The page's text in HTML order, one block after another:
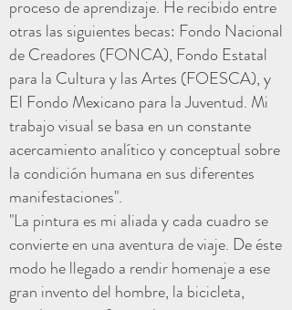
proceso de aprendizaje. He recibido entre
otras las siguientes becas: Fondo Nacional
de Creadores (FONCA), Fondo Estatal
para la Cultura y las Artes (FOESCA), y
El Fondo Mexicano para la Juventud. Mi
trabajo visual se basa en un constante
acercamiento analítico y conceptual sobre
la condición humana en sus diferentes
manifestaciones".
"La pintura es mi aliada y cada cuadro se
convierte en una aventura de viaje. De éste
modo he llegado a rendir homenaje a ese
gran invento del hombre, la bicicleta,